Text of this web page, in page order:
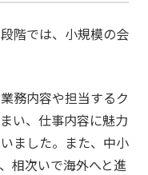
階では、小規模の会
務内容や担当するク
い、仕事内容に魅力
ました。また、中小
相次いで海外へと進